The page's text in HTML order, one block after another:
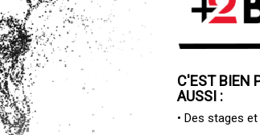
C'EST BIEN
AUSSI :
• Des stages et